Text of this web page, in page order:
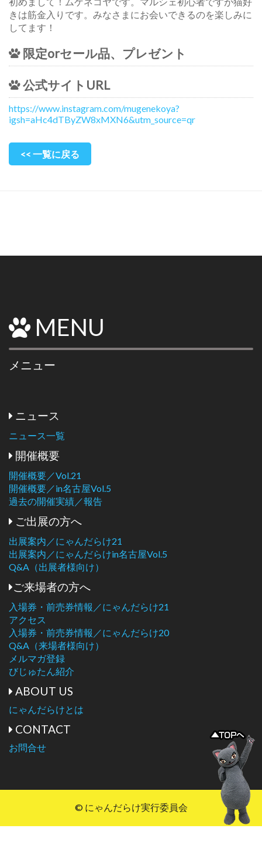
きは筋金入りです。みなさまにお会いできるのを楽しみに
してます！
限定orセール品、プレゼント
公式サイトURL
https://www.instagram.com/mugenekoya?
igsh=aHc4dTByZW8xMXN6&utm_source=qr
<< 一覧に戻る
MENU
メニュー
ニュース
ニュース一覧
開催概要
開催概要／Vol.21
開催概要／in名古屋Vol.5
過去の開催実績／報告
ご出展の方へ
出展案内／にゃんだらけ21
出展案内／にゃんだらけin名古屋Vol.5
Q&A（出展者様向け）
ご来場者の方へ
入場券・前売券情報／にゃんだらけ21
アクセス
入場券・前売券情報／にゃんだらけ20
Q&A（来場者様向け）
メルマガ登録
びじゅたん紹介
ABOUT US
にゃんだらけとは
CONTACT
お問合せ
© にゃんだらけ実行委員会